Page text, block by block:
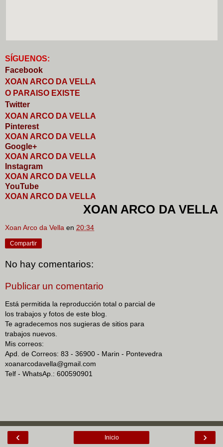
S GUENOS:
Facebook
XOAN ARCO DA VELLA
O PARAISO EXISTE
Twitter
XOAN ARCO DA VELLA
Pinterest
XOAN ARCO DA VELLA
Google+
XOAN ARCO DA VELLA
nstagram
XOAN ARCO DA VELLA
YouTube
XOAN ARCO DA VELLA
XOAN ARCO DA VELLA
Xoan Arco da Vella en 20:34
Compartir
No hay comentarios:
Publicar un comentario
Está permitida la reproducción total o parcial de
los trabajos y fotos de este blog.
Te agradecemos nos sugieras de sitios para
trabajos nuevos.
Mis correos:
Apd. de Correos: 83 - 36900 - Marin - Pontevedra
xoanarcodavella@gmail.com
Telf - WhatsAp.: 600590901
‹ ›
Inicio